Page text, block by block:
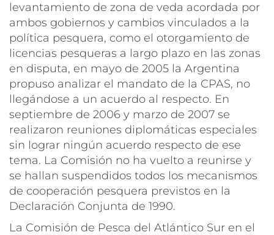
levantamiento de zona de veda acordada por
ambos gobiernos y cambios vinculados a la
política pesquera, como el otorgamiento de
licencias pesqueras a largo plazo en las zonas
en disputa, en mayo de 2005 la Argentina
propuso analizar el mandato de la CPAS, no
llegándose a un acuerdo al respecto. En
septiembre de 2006 y marzo de 2007 se
realizaron reuniones diplomáticas especiales
sin lograr ningún acuerdo respecto de ese
tema. La Comisión no ha vuelto a reunirse y
se hallan suspendidos todos los mecanismos
de cooperación pesquera previstos en la
Declaración Conjunta de 1990.
La Comisión de Pesca del Atlántico Sur en el